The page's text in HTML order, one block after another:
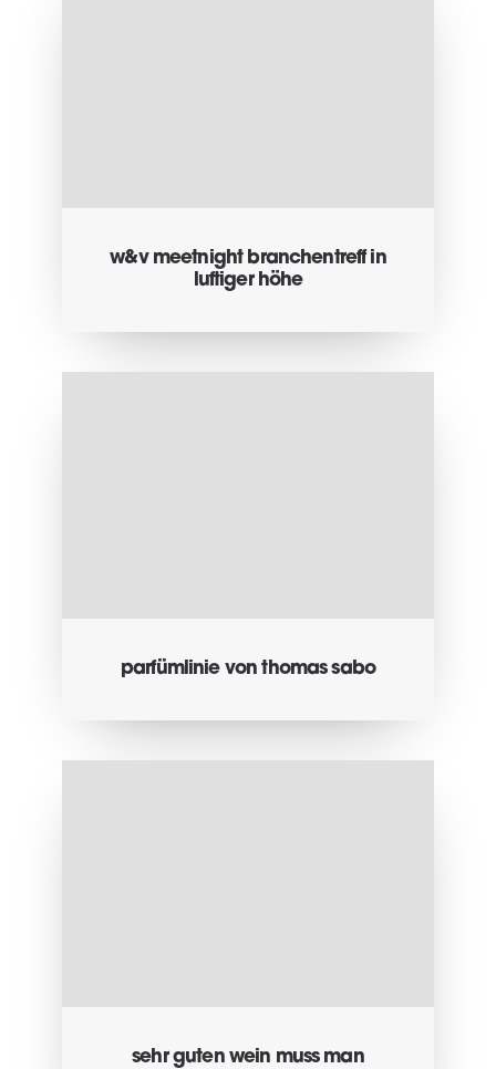
w&v meetnight branchentreff in
luftiger höhe
parfümlinie von thomas sabo
sehr guten wein muss man